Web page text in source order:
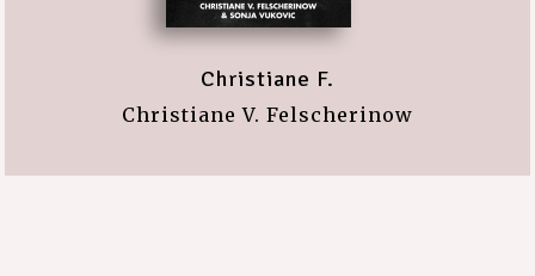
Christiane F.
Christiane V. Felscherinow